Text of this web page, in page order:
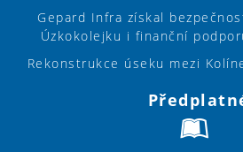
Gepard Infra získal
Úzkokolejku i finanční
Rekonstrukce úseku mezi